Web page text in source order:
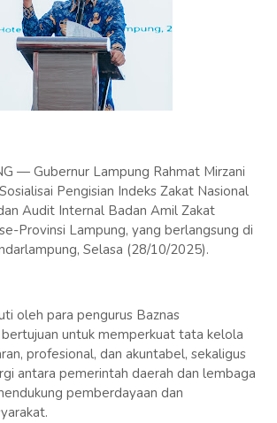
— Gubernur Lampung Rahmat Mirzani
Pengisian Indeks Zakat Nasional
Audit Internal Badan Amil Zakat
Provinsi Lampung, yang berlangsung di
Selasa (28/10/2025).
oleh para pengurus Baznas
untuk memperkuat tata kelola
profesional, dan akuntabel, sekaligus
antara pemerintah daerah dan lembaga
pemberdayaan dan